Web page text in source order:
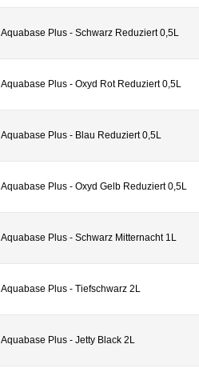
Aquabase Plus - Schwarz Reduziert 0,5L
Aquabase Plus - Oxyd Rot Reduziert 0,5L
Aquabase Plus - Blau Reduziert 0,5L
Aquabase Plus - Oxyd Gelb Reduziert 0,5L
Aquabase Plus - Schwarz Mitternacht 1L
Aquabase Plus - Tiefschwarz 2L
Aquabase Plus - Jetty Black 2L